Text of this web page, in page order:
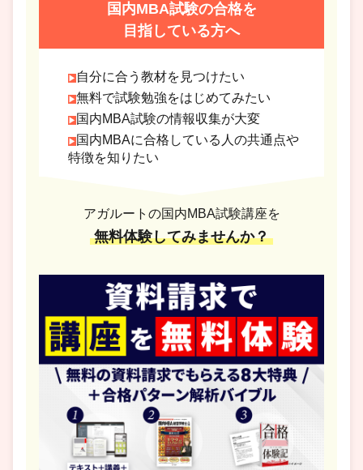
国内MBA試験の合格を
目指している方へ
自分に合う教材を見つけたい
無料で試験勉強をはじめてみたい
国内MBA試験の情報収集が大変
国内MBAに合格している人の共通点や
特徴を知りたい
アガルートの国内MBA試験講座を
無料体験してみませんか？